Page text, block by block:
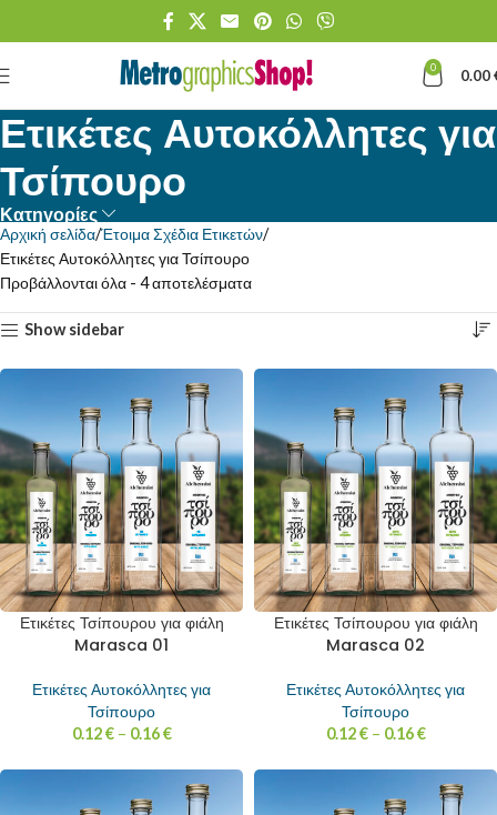
0 0.00
Ετικέτες Αυτοκόλλητες για
Τσίπουρο
Κατηγορίες
Αρχική σελίδα Έτοιμα Σχέδια Ετικετών
Ετικέτες Αυτοκόλλητες για Τσίπουρο
Προβάλλονται όλα - 4 αποτελέσματα
Show sidebar
Ετικέτες Τσίπουρου για φιάλη
Marasca 01
Ετικέτες Αυτοκόλλητες για
Τσίπουρο
0.12€ – 0.16€
Ετικέτες Τσίπουρου για φιάλη
Marasca 02
Ετικέτες Αυτοκόλλητες για
Τσίπουρο
0.12€ – 0.16€